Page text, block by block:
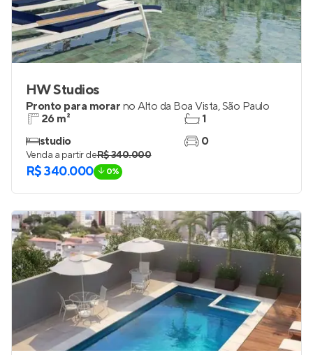
HW Studios
Pronto para morar no Alto da Boa Vista,São Paulo
26 m²
studio
1
0
Venda a partir deR$ 340.000
R$ 340.000 0%